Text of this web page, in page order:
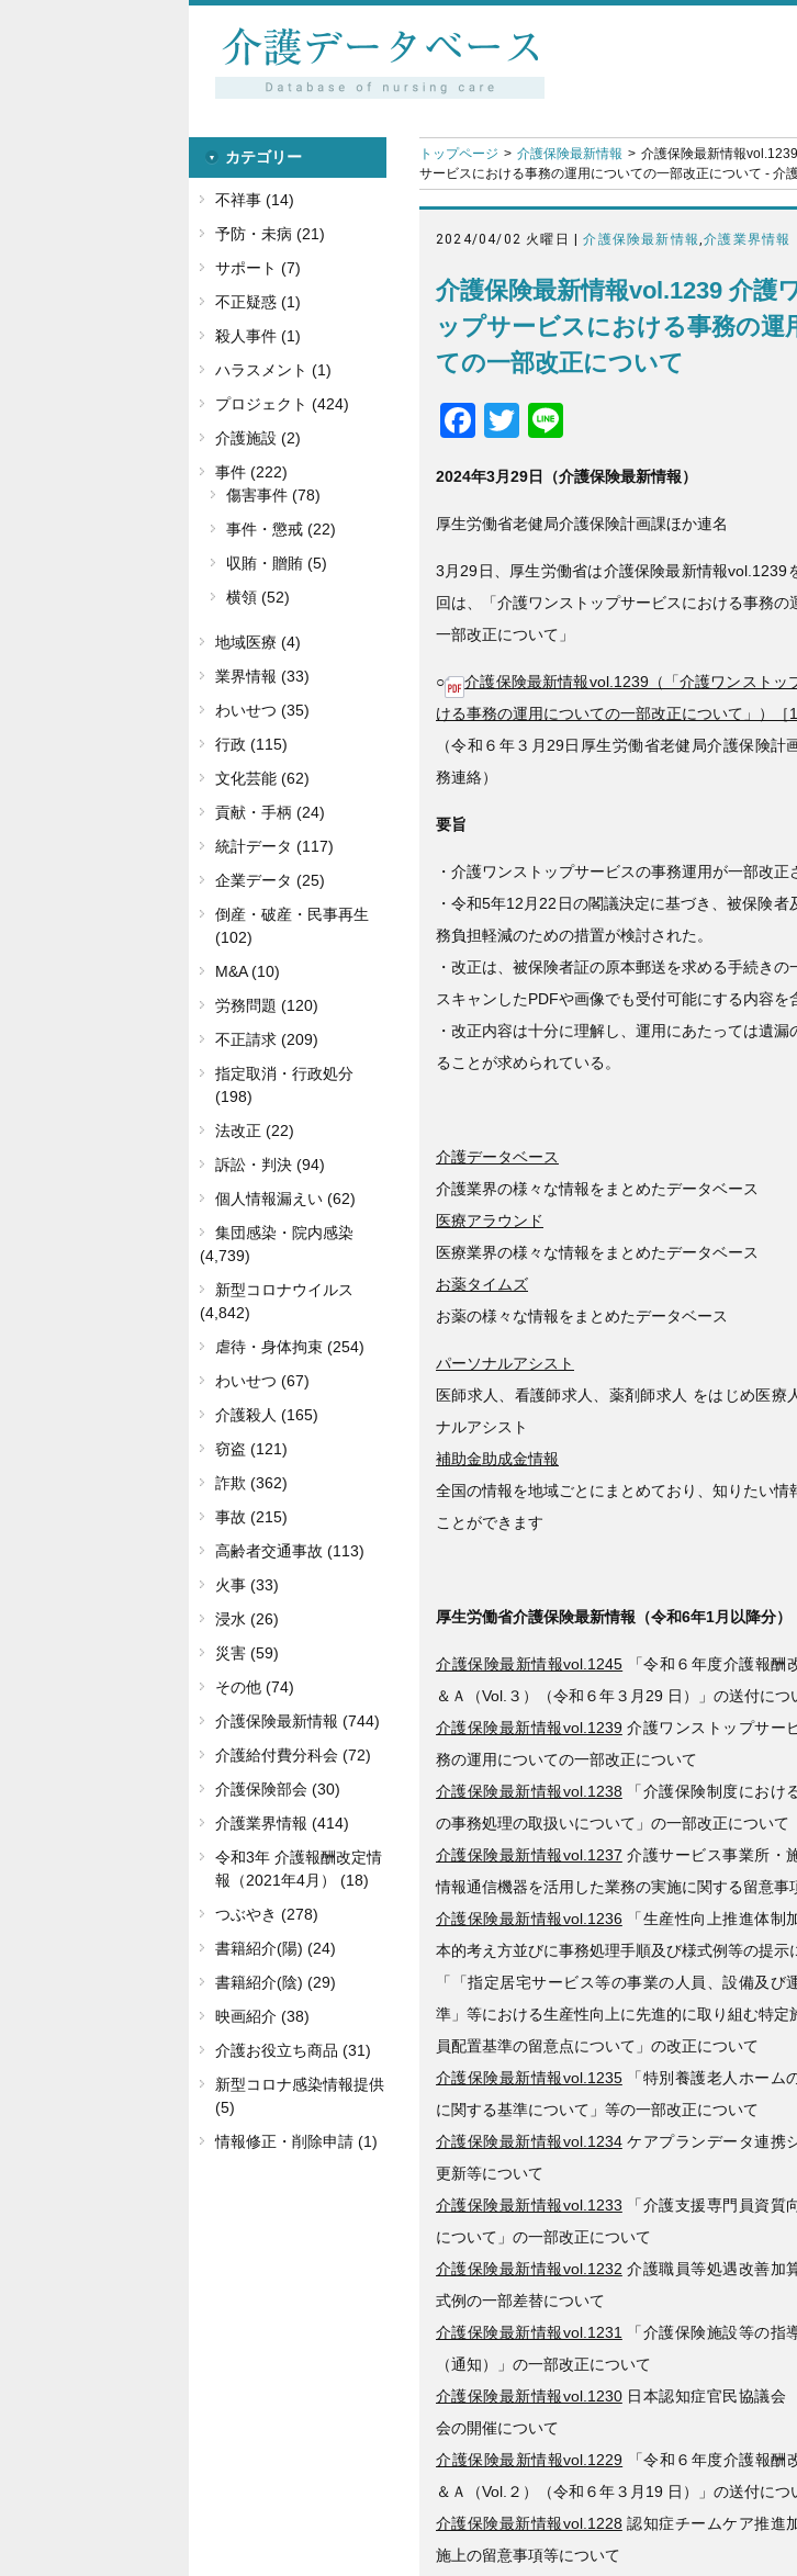
トップページ 介護保険最新情報
介護保険最新情報
サービスにおける事務の運用についての一部改正について - 介
2024/04/02 火曜日 |介護保険最新情報,介護業界情報
介護保険最新情報vol.1239 介護
ップサービスにおける事務の運
ての一部改正について
F
c
e
b
o
o
k
T
tt
er
e
2024年3月29日（介護保険最新情報）
厚生労働省老健局介護保険計画課ほか連名
3月29日、厚生労働省は介護保険最新情報vol.1239
回は、「介護ワンストップサービスにおける事務の
一部改正について」
○
介護保険最新情報vol.1239（「介護ワンストッ
ける事務の運用についての一部改正について」）［
（令和６年３月29日厚生労働省老健局介護保険計
務連絡）
要旨
・介護ワンストップサービスの事務運用が一部改正
・令和5年12月22日の閣議決定に基づき、被保険者
務負担軽減のための措置が検討された。
・改正は、被保険者証の原本郵送を求める手続きの
スキャンしたPDFや画像でも受付可能にする内容を
・改正内容は十分に理解し、運用にあたっては遺漏
ることが求められている。
介護データベース
介護業界の様々な情報をまとめたデータベース
医療アラウンド
医療業界の様々な情報をまとめたデータベース
お薬タイムズ
お薬の様々な情報をまとめたデータベース
パーソナルアシスト
医師求人、看護師求人、薬剤師求人 をはじめ医療
ナルアシスト
補助金助成金情報
全国の情報を地域ごとにまとめており、知りたい情
ことができます
厚生労働省介護保険最新情報（令和6年1月以降分）
介護保険最新情報vol.1245 「令和６年度介護報酬
＆Ａ（Vol.３）（令和６年３月29 日）」の送付につ
介護保険最新情報vol.1239介護ワンストップサー
務の運用についての一部改正について
介護保険最新情報vol.1238 「介護保険制度におけ
の事務処理の取扱いについて」の一部改正について
介護保険最新情報vol.1237 介護サービス事業所・
情報通信機器を活用した業務の実施に関する留意事
介護保険最新情報vol.1236 「生産性向上推進体制
本的考え方並びに事務処理手順及び様式例等の提示
「「指定居宅サービス等の事業の人員、設備及び
準」等における生産性向上に先進的に取り組む特定
員配置基準の留意点について」の改正について
介護保険最新情報vol.1235「特別養護老人ホーム
に関する基準について」等の一部改正について
介護保険最新情報vol.1234ケアプランデータ連携
更新等について
介護保険最新情報vol.1233 「介護支援専門員資質
について」の一部改正について
介護保険最新情報vol.1232 介護職員等処遇改善加
式例の一部差替について
介護保険最新情報vol.1231
「介護保険施設等の指
（通知）」の一部改正について
介護保険最新情報vol.1230日本認知症官民協議会
会の開催について
介護保険最新情報vol.1229 「令和６年度介護報酬
＆Ａ（Vol.２）（令和６年３月19 日）」の送付につ
介護保険最新情報vol.1228 認知症チームケア推進
施上の留意事項等について
カテゴリー
不祥事 (14)
予防・未病 (21)
サポート (7)
不正疑惑 (1)
殺人事件 (1)
ハラスメント (1)
プロジェクト (424)
介護施設 (2)
事件 (222)
傷害事件 (78)
事件・懲戒 (22)
収賄・贈賄 (5)
横領 (52)
地域医療 (4)
業界情報 (33)
わいせつ (35)
行政 (115)
文化芸能 (62)
貢献・手柄 (24)
統計データ (117)
企業データ (25)
倒産・破産・民事再生
(102)
M&A (10)
労務問題 (120)
不正請求 (209)
指定取消・行政処分
(198)
法改正 (22)
訴訟・判決 (94)
個人情報漏えい (62)
集団感染・院内感染
(4,739)
新型コロナウイルス
(4,842)
虐待・身体拘束 (254)
わいせつ (67)
介護殺人 (165)
窃盗 (121)
詐欺 (362)
事故 (215)
高齢者交通事故 (113)
火事 (33)
浸水 (26)
災害 (59)
その他 (74)
介護保険最新情報 (744)
介護給付費分科会 (72)
介護保険部会 (30)
介護業界情報 (414)
令和3年 介護報酬改定情
報（2021年4月） (18)
つぶやき (278)
書籍紹介(陽) (24)
書籍紹介(陰) (29)
映画紹介 (38)
介護お役立ち商品 (31)
新型コロナ感染情報提供
(5)
情報修正・削除申請 (1)